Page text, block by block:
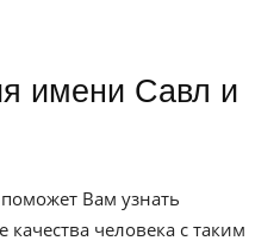
Вам узнать
человека с таким